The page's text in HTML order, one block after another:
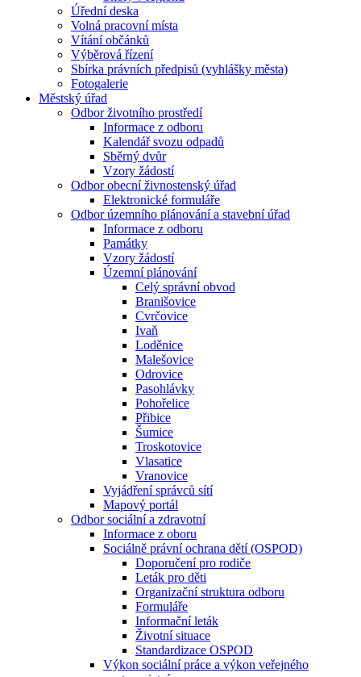
Úřední deska
Volná pracovní místa
Vítání občánků
Výběrová řízení
Sbírka právních předpisů (vyhlášky města)
Fotogalerie
Městský úřad
Odbor životního prostředí
Informace z odboru
Kalendář svozu odpadů
Sběrný dvůr
Vzory žádostí
Odbor obecní živnostenský úřad
Elektronické formuláře
Odbor územního plánování a stavební úřad
Informace z odboru
Památky
Vzory žádostí
Územní plánování
Celý správní obvod
Branišovice
Cvrčovice
Ivaň
Loděnice
Malešovice
Odrovice
Pasohlávky
Pohořelice
Přibice
Šumice
Troskotovice
Vlasatice
Vranovice
Vyjádření správců sítí
Mapový portál
Odbor sociální a zdravotní
Informace z oboru
Sociálně právní ochrana dětí (OSPOD)
Doporučení pro rodiče
Leták pro děti
Organizační struktura odboru
Formuláře
Informační leták
Životní situace
Standardizace OSPOD
Výkon sociální práce a výkon veřejného